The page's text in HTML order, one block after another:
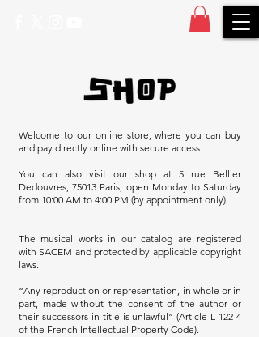
Welcome to our online store, where you can buy
and pay directly online with secure access.
You can also visit our shop at 5 rue Bellier
Dedouvres, 75013 Paris, open Monday to Saturday
from 10:00 AM to 4:00 PM (by appointment only).
The musical works in our catalog are registered
with SACEM and protected by applicable copyright
laws.
“Any reproduction or representation, in whole or in
part, made without the consent of the author or
their successors in title is unlawful” (Article L 122-4
of the French Intellectual Property Code).